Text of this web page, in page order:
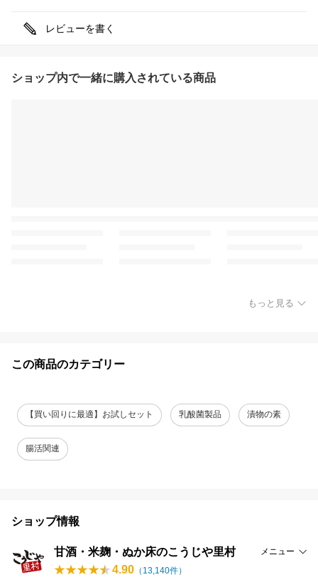
レビューを書く
ショップ内で一緒に購入されている商品
もっと見る
この商品のカテゴリー
【買い回りに最適】お試しセット 乳酸菌製品 漬物の素
腸活関連
ショップ情報
甘酒・米麹・ぬか床のこうじや里村 メニュー
4.90 （ 13,140件）